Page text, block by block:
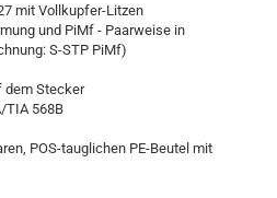
mit Vollkupfer-Litzen
und PiMf - Paarweise in
S-STP PiMf)
dem Stecker
TIA 568B
POS-tauglichen PE-Beutel mit